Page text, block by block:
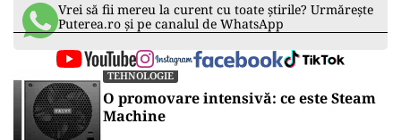
Vrei să fii mereu la curent cu toate știrile? Urmărește
Puterea.ro și pe canalul de WhatsApp
TEHNOLOGIE
O promovare intensivă: ce este Steam
Machine